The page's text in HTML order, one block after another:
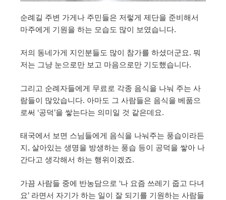
순례길 주변 가게나 주민들은 저렇게 제단을 준비해서
마주에게 기원을 하는 모습도 많이 보였습니다.
저의 동네가게 지인분들도 많이 참가를 하셨더군요. 뭐
저는 그냥 눈으로만 보고 마음으로만 기도했습니다.
그리고 순례자들에게 무료로 각종 음식을 나눠 주는 사
람들이 많았습니다. 아마도 그 사람들은 음식을 베품으
로써 ‘공덕’을 쌓는다는 의미일 것 같은데요.
태국에서 보면 스님들에게 음식을 나눠주는 풍습이라든
지, 살아있는 생명을 방생하는 풍습 등이 공덕을 쌓아 나
간다고 생각해서 하는 행위이겠죠.
가끔 사람들 중에 반농담으로 ‘나 요즘 쓰레기 줍고 다녀
요’ 라면서 자기가 하는 일이 잘 되기를 기원하는 사람들